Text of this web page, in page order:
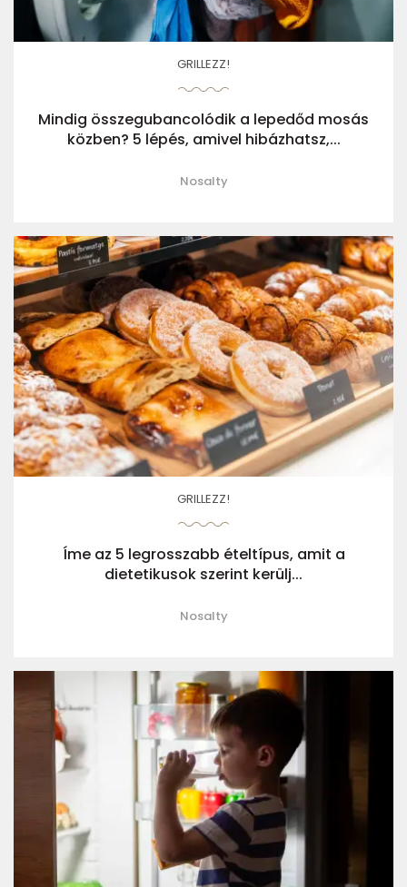
GRILLEZZ!
Mindig összegubancolódik a lepedőd mosás
közben? 5 lépés, amivel hibázhatsz,...
Nosalty
GRILLEZZ!
Íme az 5 legrosszabb ételtípus, amit a
dietetikusok szerint kerülj...
Nosalty